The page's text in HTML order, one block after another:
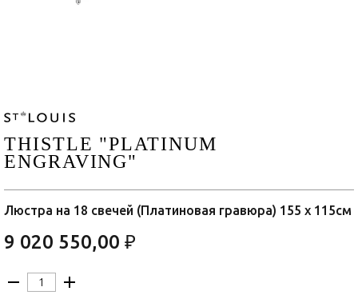
THISTLE "PLATINUM
ENGRAVING"
Люстра на 18 свечей (Платиновая гравюра) 155 x 115см
9 020 550,00 ₽